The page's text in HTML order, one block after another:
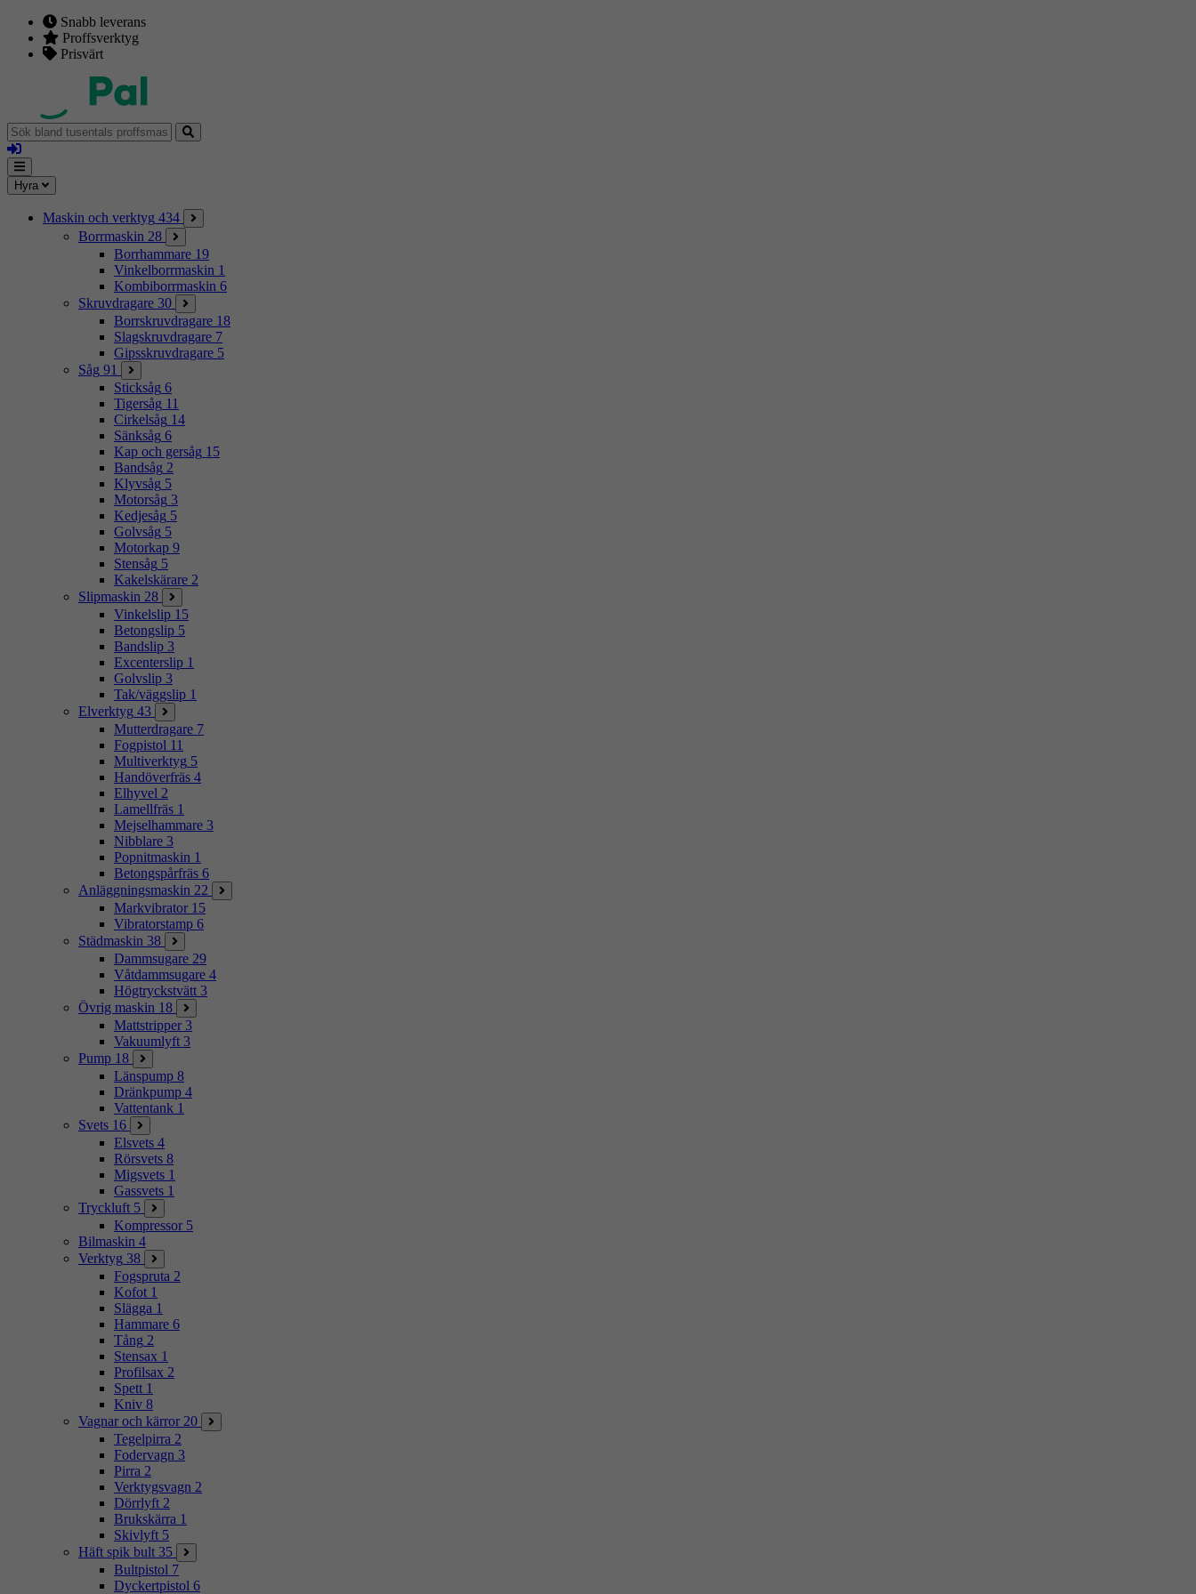
Snabb leverans
Proffsverktyg
Prisvärt
Sök
bland
tusentals
proffsmaskiner
Logga
in
Mina
sidor
Meny
Hyra
Maskin och verktyg 434
Borrmaskin 28
Borrhammare 19
Vinkelborrmaskin 1
Kombiborrmaskin 6
Skruvdragare 30
Borrskruvdragare 18
Slagskruvdragare 7
Gipsskruvdragare 5
Såg 91
Sticksåg 6
Tigersåg 11
Cirkelsåg 14
Sänksåg 6
Kap och gersåg 15
Bandsåg 2
Klyvsåg 5
Motorsåg 3
Kedjesåg 5
Golvsåg 5
Motorkap 9
Stensåg 5
Kakelskärare 2
Slipmaskin 28
Vinkelslip 15
Betongslip 5
Bandslip 3
Excenterslip 1
Golvslip 3
Tak/väggslip 1
Elverktyg 43
Mutterdragare 7
Fogpistol 11
Multiverktyg 5
Handöverfräs 4
Elhyvel 2
Lamellfräs 1
Mejselhammare 3
Nibblare 3
Popnitmaskin 1
Betongspårfräs 6
Anläggningsmaskin 22
Markvibrator 15
Vibratorstamp 6
Städmaskin 38
Dammsugare 29
Våtdammsugare 4
Högtryckstvätt 3
Övrig maskin 18
Mattstripper 3
Vakuumlyft 3
Pump 18
Länspump 8
Dränkpump 4
Vattentank 1
Svets 16
Elsvets 4
Rörsvets 8
Migsvets 1
Gassvets 1
Tryckluft 5
Kompressor 5
Bilmaskin 4
Verktyg 38
Fogspruta 2
Kofot 1
Slägga 1
Hammare 6
Tång 2
Stensax 1
Profilsax 2
Spett 1
Kniv 8
Vagnar och kärror 20
Tegelpirra 2
Fodervagn 3
Pirra 2
Verktygsvagn 2
Dörrlyft 2
Brukskärra 1
Skivlyft 5
Häft spik bult 35
Bultpistol 7
Dyckertpistol 6